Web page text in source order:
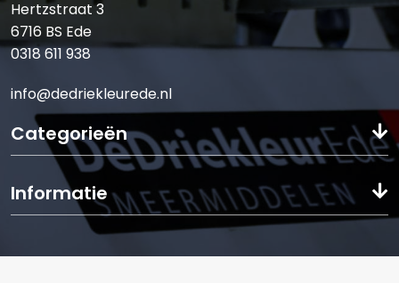
Hertzstraat 3
6716 BS Ede
0318 611 938
info@dedriekleurede.nl
Categorieën
Informatie